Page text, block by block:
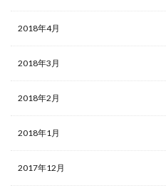
2018年4月
2018年3月
2018年2月
2018年1月
2017年12月